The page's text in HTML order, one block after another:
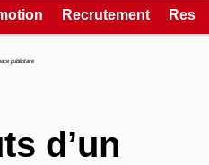
Recrutement
publicitaire
d’un